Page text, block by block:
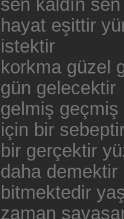
sen kaldın
hayat eşittir
istektir
korkma güzel
gün gelecektir
gelmiş geçmiş
için bir
bir gerçektir
daha demektir
bitmektedir
zaman